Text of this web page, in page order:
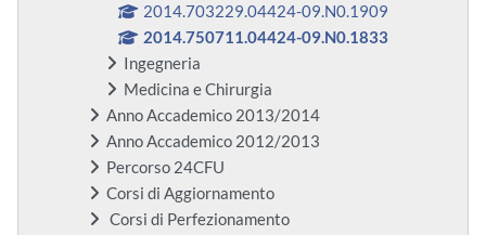
2014.703229.04424-09.N0.1909
2014.750711.04424-09.N0.1833
Ingegneria
Medicina e Chirurgia
Anno Accademico 2013/2014
Anno Accademico 2012/2013
Percorso 24CFU
Corsi di Aggiornamento
Corsi di Perfezionamento